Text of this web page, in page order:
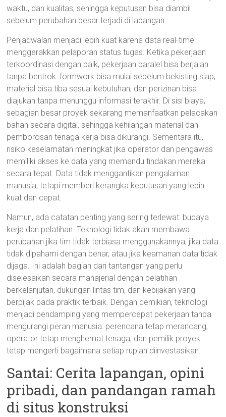
waktu, dan kualitas, sehingga keputusan bisa diambil
sebelum perubahan besar terjadi di lapangan.
Penjadwalan menjadi lebih kuat karena data real-time
menggerakkan pelaporan status tugas. Ketika pekerjaan
terkoordinasi dengan baik, pekerjaan paralel bisa berjalan
tanpa bentrok: formwork bisa mulai sebelum bekisting siap,
material bisa tiba sesuai kebutuhan, dan perizinan bisa
diajukan tanpa menunggu informasi terakhir. Di sisi biaya,
sebagian besar proyek sekarang memanfaatkan pelacakan
bahan secara digital, sehingga kehilangan material dan
pemborosan tenaga kerja bisa dikurangi. Sementara itu,
risiko keselamatan meningkat jika operator dan pengawas
memiliki akses ke data yang memandu tindakan mereka
secara tepat. Data tidak menggantikan pengalaman
manusia, tetapi memberi kerangka keputusan yang lebih
kuat dan cepat.
Namun, ada catatan penting yang sering terlewat: budaya
kerja dan pelatihan. Teknologi tidak akan membawa
perubahan jika tim tidak terbiasa menggunakannya, jika data
tidak dipahami dengan benar, atau jika keamanan data tidak
dijaga. Ini adalah bagian dari tantangan yang perlu
diselesaikan secara manajerial dengan pelatihan
berkelanjutan, dukungan lintas tim, dan kebijakan yang
berpijak pada praktik terbaik. Dengan demikian, teknologi
menjadi pendamping yang mempercepat pekerjaan tanpa
mengurangi peran manusia: perencana tetap merancang,
operator tetap menghemat tenaga, dan pemilik proyek
tetap mengerti bagaimana setiap rupiah diinvestasikan.
Santai: Cerita lapangan, opini
pribadi, dan pandangan ramah
di situs konstruksi